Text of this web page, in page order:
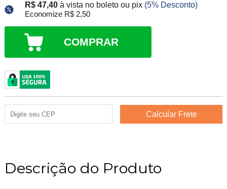
R$ 47,40 à vista no boleto ou pix (5% Desconto)
Economize R$ 2,50
COMPRAR
Descrição do Produto